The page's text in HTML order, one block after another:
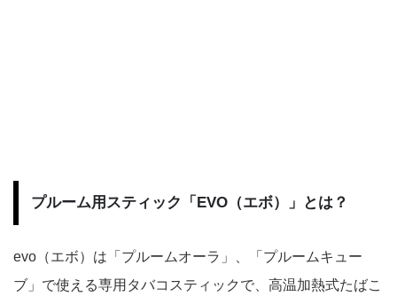
プルーム用スティック「EVO（エボ）」とは？
evo（エボ）は「プルームオーラ」、「プルームキュー
ブ」で使える専用タバコスティックで、高温加熱式たばこ